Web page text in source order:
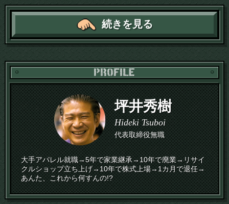
続きを見る
坪井秀樹
Hideki Tsuboi
代表取締役無職
大手アパレル就職→5年で家業継承→10年で廃業→リサイ
クルショップ立ち上げ→10年で株式上場→1カ月で退任→
あんた、これから何すんの!?